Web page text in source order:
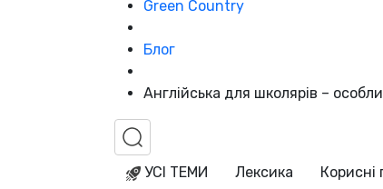
Green Country
Блог
Англійська для школярів –
УСІ ТЕМИ Лексика Корисні